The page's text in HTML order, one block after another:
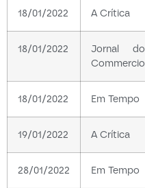
18/01/2022 A Crítica
18/01/2022
Jornal do
Commercio
18/01/2022 Em Tempo
19/01/2022 A Crítica
28/01/2022 Em Tempo